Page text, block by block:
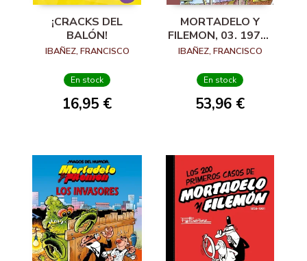
¡CRACKS DEL
BALÓN!
IBAÑEZ, FRANCISCO
En stock
16,95 €
MORTADELO Y
FILEMON, 03. 1971-
1972
IBAÑEZ, FRANCISCO
En stock
53,96 €